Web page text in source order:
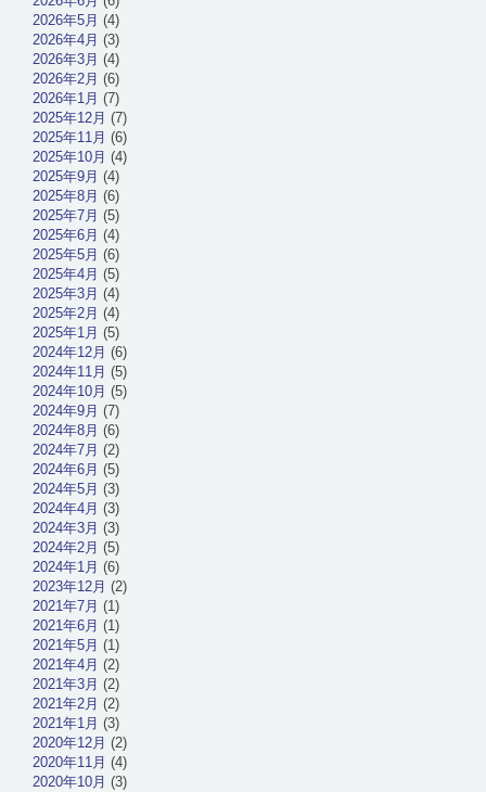
2026年5月 (4)
2026年4月 (3)
2026年3月 (4)
2026年2月 (6)
2026年1月 (7)
2025年12月 (7)
2025年11月 (6)
2025年10月 (4)
2025年9月 (4)
2025年8月 (6)
2025年7月 (5)
2025年6月 (4)
2025年5月 (6)
2025年4月 (5)
2025年3月 (4)
2025年2月 (4)
2025年1月 (5)
2024年12月 (6)
2024年11月 (5)
2024年10月 (5)
2024年9月 (7)
2024年8月 (6)
2024年7月 (2)
2024年6月 (5)
2024年5月 (3)
2024年4月 (3)
2024年3月 (3)
2024年2月 (5)
2024年1月 (6)
2023年12月 (2)
2021年7月 (1)
2021年6月 (1)
2021年5月 (1)
2021年4月 (2)
2021年3月 (2)
2021年2月 (2)
2021年1月 (3)
2020年12月 (2)
2020年11月 (4)
2020年10月 (3)